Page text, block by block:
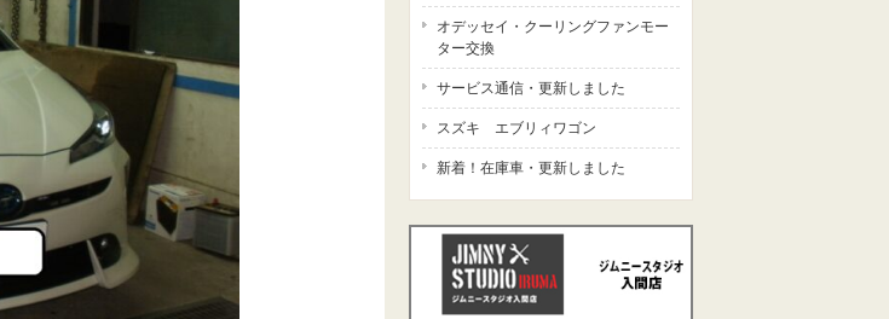
オデッセイ・クーリングファンモー
ター交換
サービス通信・更新しました
スズキ エブリィワゴン
新着！在庫車・更新しました